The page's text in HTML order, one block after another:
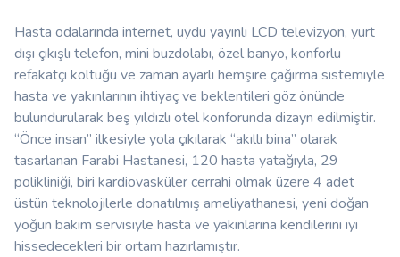
Hasta odalarında internet, uydu yayınlı LCD televizyon, yurt
dışı çıkışlı telefon, mini buzdolabı, özel banyo, konforlu
refakatçi koltuğu ve zaman ayarlı hemşire çağırma sistemiyle
hasta ve yakınlarının ihtiyaç ve beklentileri göz önünde
bulundurularak beş yıldızlı otel konforunda dizayn edilmiştir.
“Önce insan” ilkesiyle yola çıkılarak “akıllı bina” olarak
tasarlanan Farabi Hastanesi, 120 hasta yatağıyla, 29
polikliniği, biri kardiovasküler cerrahi olmak üzere 4 adet
üstün teknolojilerle donatılmış ameliyathanesi, yeni doğan
yoğun bakım servisiyle hasta ve yakınlarına kendilerini iyi
hissedecekleri bir ortam hazırlamıştır.